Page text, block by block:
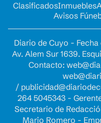
ClasificadosInmuebles
Avisos
Diario de Cuyo -
Av. Alem Sur 1639.
Contacto:
/
264 5045343 -
Secretario de
Mario Romero -